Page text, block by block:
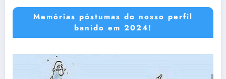
Memórias póstumas do nosso perfil
banido em 2024!